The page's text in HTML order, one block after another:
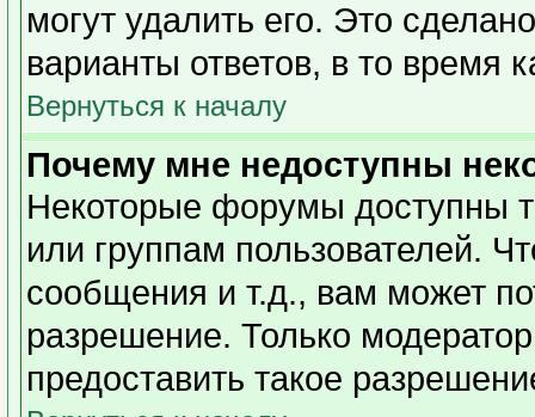
могут удалить его. Это
варианты ответов, в то время
Вернуться к началу
Почему мне недоступны
Некоторые форумы доступны
или группам пользователей.
сообщения и т.д., вам может
разрешение. Только
предоставить такое